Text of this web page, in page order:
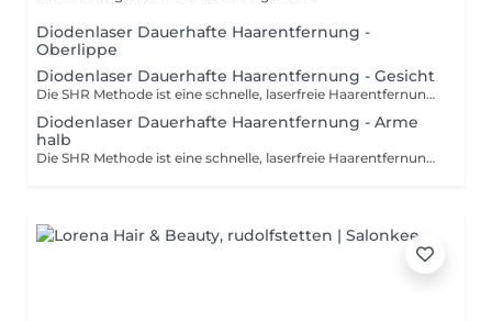
Diodenlaser Dauerhafte Haarentfernung -
Oberlippe
Diodenlaser Dauerhafte Haarentfernung - Gesicht
Die SHR Methode ist eine schnelle, laserfreie Haarentfernungsmethode, die auch Rötungen und Verfärbungen in der Haut beseitigen kann. Hierbei werden mehrere Lichtimpulse pro Sekunde ausgelöst und sorgen für eine glatte, weiche und makellose Haut. Lass dich beraten und in die Vorteile der SHR-Therapie einführen.
Diodenlaser Dauerhafte Haarentfernung - Arme
halb
Die SHR Methode ist eine schnelle, laserfreie Haarentfernungsmethode, die auch Rötungen und Verfärbungen in der Haut beseitigen kann. Hierbei werden mehrere Lichtimpulse pro Sekunde ausgelöst und sorgen für eine glatte, weiche und makellose Haut. Lass dich beraten und in die Vorteile der SHR-Therapie einführen.